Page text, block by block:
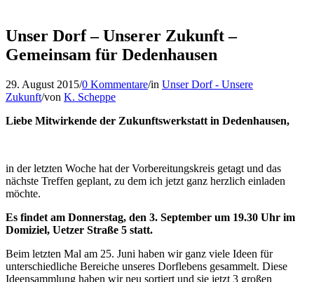
Unser Dorf – Unserer Zukunft –
Gemeinsam für Dedenhausen
29. August 2015/0 Kommentare/in Unser Dorf - Unsere
Zukunft/von K. Scheppe
Liebe Mitwirkende der Zukunftswerkstatt in Dedenhausen,
in der letzten Woche hat der Vorbereitungskreis getagt und das
nächste Treffen geplant, zu dem ich jetzt ganz herzlich einladen
möchte.
Es findet am Donnerstag, den 3. September um 19.30 Uhr im
Domiziel, Uetzer Straße 5 statt.
Beim letzten Mal am 25. Juni haben wir ganz viele Ideen für
unterschiedliche Bereiche unseres Dorflebens gesammelt. Diese
Ideensammlung haben wir neu sortiert und sie jetzt 3 großen